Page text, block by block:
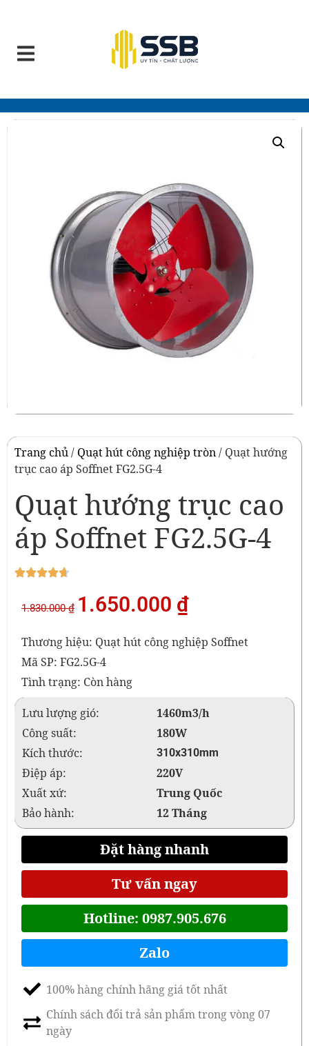
Trang chủ/ Quạt hút công nghiệp tròn/ Quạt hướng
trục cao áp Soffnet FG2.5G-4
Quạt hướng trục cao
áp Soffnet FG2.5G-4
1.830.000₫ 1.650.000 ₫
Thương hiệu: Quạt hút công nghiệp Soffnet
Mã SP: FG2.5G-4
Tình trạng: Còn hàng
Lưu lượng gió:
1460m3/h
Công suất:
180W
Kích thước:
310x310mm
Điệp áp:
220V
Xuất xứ:
Trung Quốc
Bảo hành:
12 Tháng
Đặt hàng nhanh
Tư vấn ngay
Hotline: 0987.905.676
Zalo
100% hàng chính hãng giá tốt nhất
Chính sách đổi trả sản phẩm trong vòng 07
ngày